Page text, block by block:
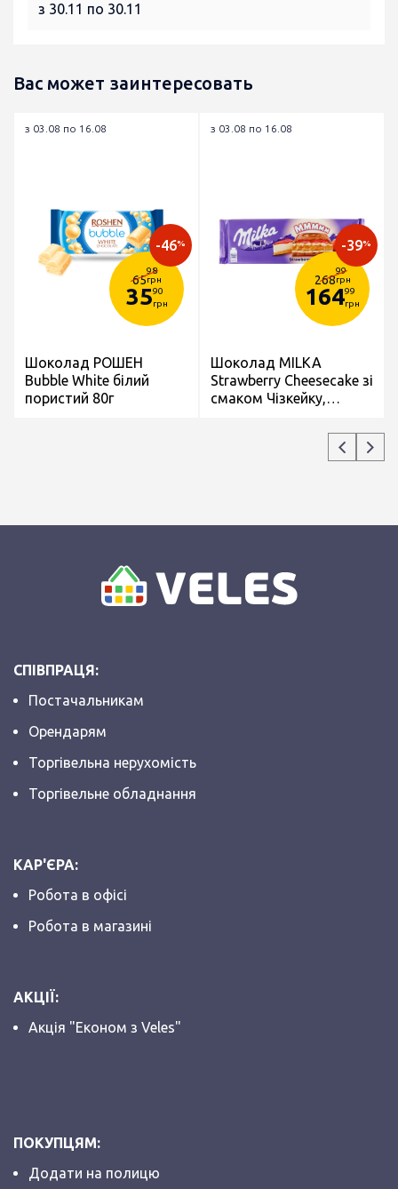
з 30.11 по 30.11
Вас может заинтересовать
з 03.08 по 16.08
65
98
грн
3590
грн
-46%
Шоколад РОШЕН
Bubble White білий
пористий 80г
з 03.08 по 16.08
268
99
грн
16499
грн
-39%
Шоколад MILKA
Strawberry Cheesecake зі
смаком Чізкейку,
СПІВПРАЦЯ:
Постачальникам
Орендарям
Торгівельна нерухомість
Торгівельне обладнання
КАР'ЄРА:
Робота в офісі
Робота в магазині
АКЦІЇ:
Акція "Економ з Veles"
ПОКУПЦЯМ:
Додати на полицю